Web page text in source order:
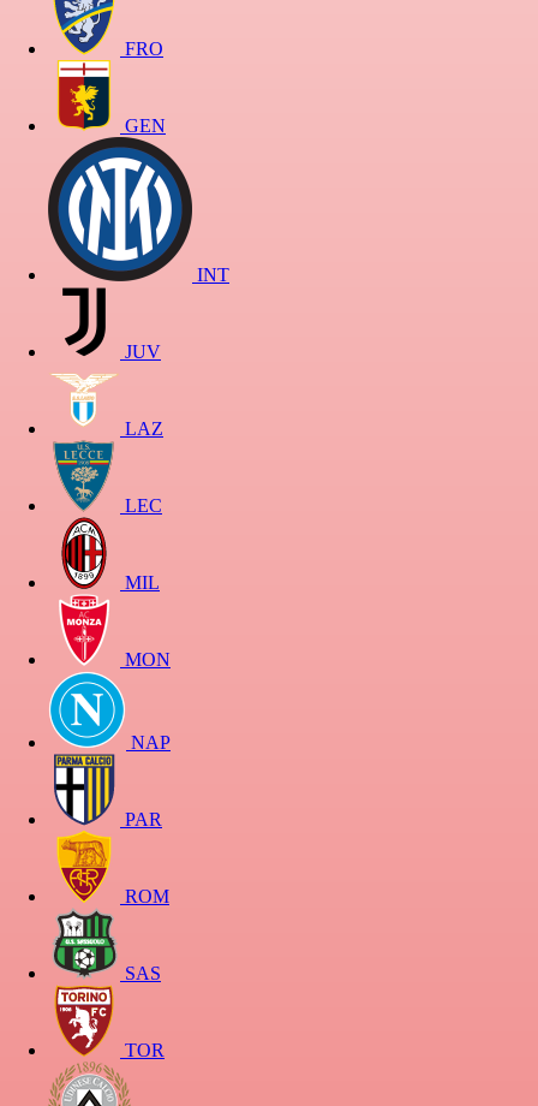
FRO
GEN
INT
JUV
LAZ
LEC
MIL
MON
NAP
PAR
ROM
SAS
TOR